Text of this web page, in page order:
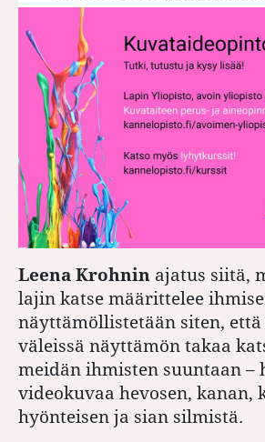
Leena Krohnin ajatus siitä,
lajin katse määrittelee
näyttämöllistetään siten,
väleissä näyttämön takaa
meidän ihmisten suuntaan –
videokuvaa hevosen, kanan,
hyönteisen ja sian silmistä.